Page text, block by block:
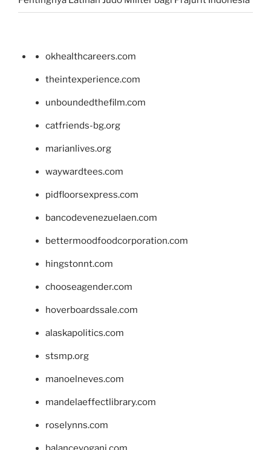
okhealthcareers.com
theintexperience.com
unboundedthefilm.com
catfriends-bg.org
marianlives.org
waywardtees.com
pidfloorsexpress.com
bancodevenezuelaen.com
bettermoodfoodcorporation.com
hingstonnt.com
chooseagender.com
hoverboardssale.com
alaskapolitics.com
stsmp.org
manoelneves.com
mandelaeffectlibrary.com
roselynns.com